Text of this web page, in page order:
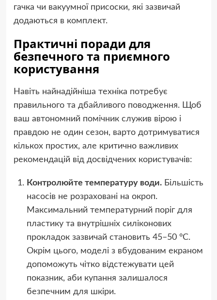
гачка чи вакуумної присоски, які зазвичай
додаються в комплект.
Практичні поради для
безпечного та приємного
користування
Навіть найнадійніша техніка потребує
правильного та дбайливого поводження. Щоб
ваш автономний помічник служив вірою і
правдою не один сезон, варто дотримуватися
кількох простих, але критично важливих
рекомендацій від досвідчених користувачів:
Контролюйте температуру води.Більшість
насосів не розраховані на окроп.
Максимальний температурний поріг для
пластику та внутрішніх силіконових
прокладок зазвичай становить 45–50 °C.
Окрім цього, моделі з вбудованим екраном
допоможуть чітко відстежувати цей
показник, аби купання залишалося
безпечним для шкіри.